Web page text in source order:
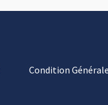
Condition